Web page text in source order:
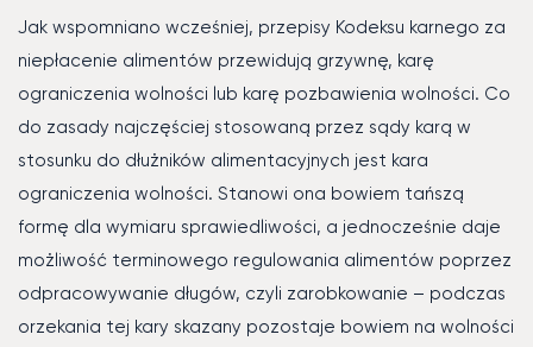
Jak wspomniano wcześniej, przepisy Kodeksu karnego za
niepłacenie alimentów przewidują grzywnę, karę
ograniczenia wolności lub karę pozbawienia wolności. Co
do zasady najczęściej stosowaną przez sądy karą w
stosunku do dłużników alimentacyjnych jest kara
ograniczenia wolności. Stanowi ona bowiem tańszą
formę dla wymiaru sprawiedliwości, a jednocześnie daje
możliwość terminowego regulowania alimentów poprzez
odpracowywanie długów, czyli zarobkowanie – podczas
orzekania tej kary skazany pozostaje bowiem na wolności